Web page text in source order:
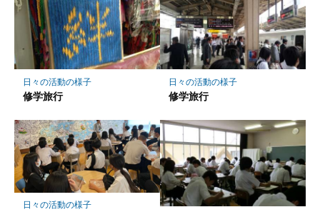
日々の活動の様子
修学旅行
日々の活動の様子
修学旅行
日々の活動の様子